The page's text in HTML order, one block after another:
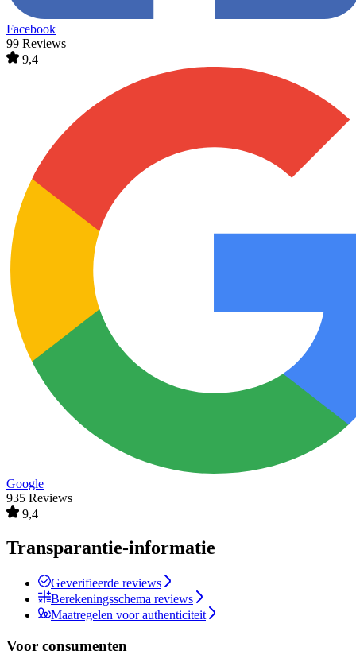
Facebook
99 Reviews
9,4
Google
935 Reviews
9,4
Transparantie-informatie
Geverifieerde reviews
Berekeningsschema reviews
Maatregelen voor authenticiteit
Voor consumenten